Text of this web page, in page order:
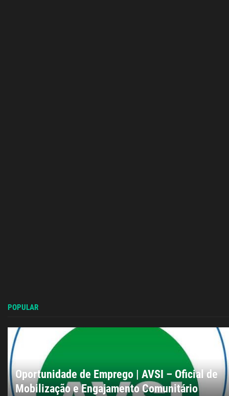
POPULAR
Oportunidade de Emprego | AVSI – Oficial de
Mobilização e Engajamento Comunitário